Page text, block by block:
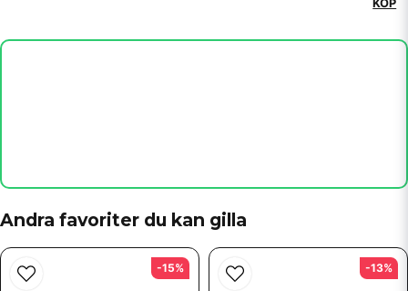
KÖP
Andra favoriter du kan gilla
-15% -13%